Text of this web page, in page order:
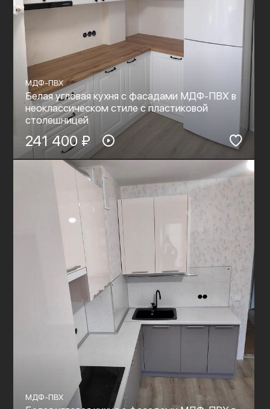
МДФ-ПВХ
Белая угловая кухня с фасадами МДФ-ПВХ в
неоклассическом стиле с пластиковой
столешницей
241 400 ₽
МДФ-ПВХ